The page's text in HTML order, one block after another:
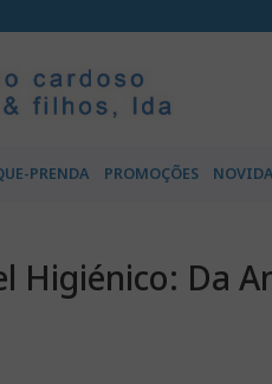
PRENDA PROMOÇÕES
Higiénico: Da